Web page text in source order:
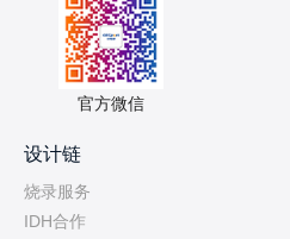
官方微信
设计链
烧录服务
IDH合作